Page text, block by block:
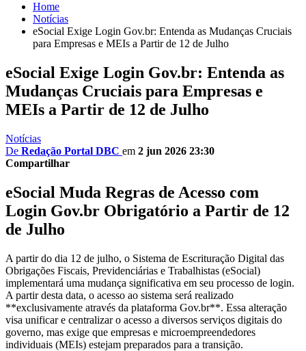
Home
Notícias
eSocial Exige Login Gov.br: Entenda as Mudanças Cruciais
para Empresas e MEIs a Partir de 12 de Julho
eSocial Exige Login Gov.br: Entenda as
Mudanças Cruciais para Empresas e
MEIs a Partir de 12 de Julho
Notícias
De Redação Portal DBC em 2 jun 2026 23:30
Compartilhar
eSocial Muda Regras de Acesso com
Login Gov.br Obrigatório a Partir de 12
de Julho
A partir do dia 12 de julho, o Sistema de Escrituração Digital das
Obrigações Fiscais, Previdenciárias e Trabalhistas (eSocial)
implementará uma mudança significativa em seu processo de login.
A partir desta data, o acesso ao sistema será realizado
**exclusivamente através da plataforma Gov.br**. Essa alteração
visa unificar e centralizar o acesso a diversos serviços digitais do
governo, mas exige que empresas e microempreendedores
individuais (MEIs) estejam preparados para a transição.